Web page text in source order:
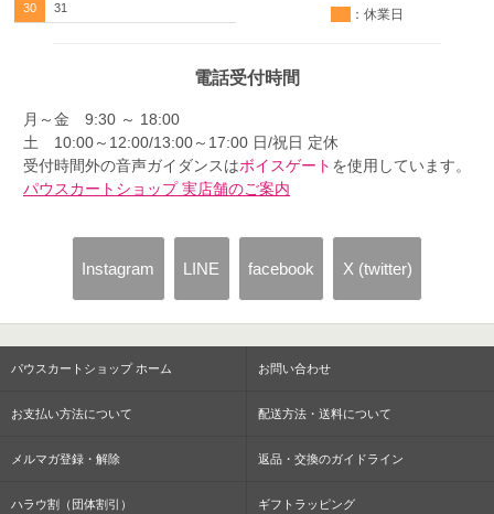
30 31 ：休業日
電話受付時間
月～金 9:30 ～ 18:00
土 10:00～12:00/13:00～17:00 日/祝日 定休
受付時間外の音声ガイダンスはボイスゲート を使用しています。
パウスカートショップ 実店舗のご案内
Instagram LINE facebook X (twitter)
パウスカートショップ ホーム お問い合わせ
お支払い方法について 配送方法・送料について
メルマガ登録・解除 返品・交換のガイドライン
ハラウ割（団体割引） ギフトラッピング